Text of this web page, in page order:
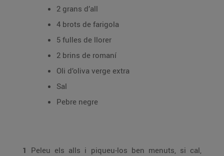
2 grans d’all
4 brots de farigola
5 fulles de llorer
2 brins de romaní
Oli d’oliva verge extra
Sal
Pebre negre
1 Peleu els alls i piqueu-los ben menuts, si cal,